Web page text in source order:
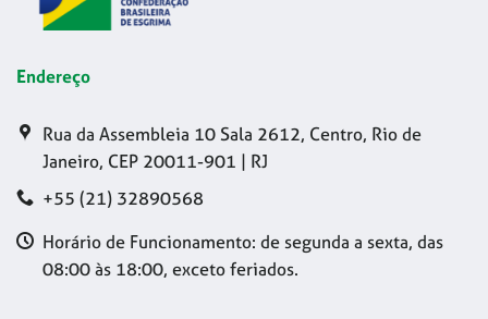
Endereço
Rua da Assembleia 10 Sala 2612, Centro, Rio de
Janeiro, CEP 20011-901 | RJ
+55 (21) 32890568
Horário de Funcionamento: de segunda a sexta, das
08:00 às 18:00, exceto feriados.